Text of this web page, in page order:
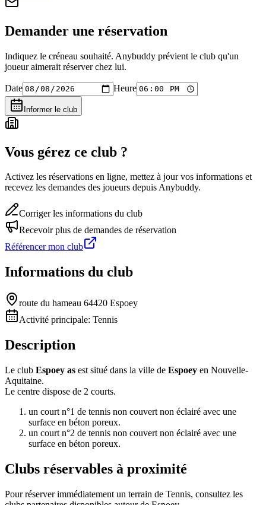
Demander une réservation
Indiquez le créneau souhaité. Anybuddy prévient le club qu'un
joueur aimerait réserver chez lui.
Date Heure
Informer le club
Vous gérez ce club ?
Activez les réservations en ligne, mettez à jour vos informations et
recevez les demandes des joueurs depuis Anybuddy.
Corriger les informations du club
Recevoir plus de demandes de réservation
Référencer mon club
Informations du club
route du hameau 64420 Espoey
Activité principale: Tennis
Description
Le club Espoey as est situé dans la ville de Espoey en Nouvelle-
Aquitaine.
Le centre dispose de 2 courts.
un court n°1 de tennis non couvert non éclairé avec une
surface en béton poreux.
un court n°2 de tennis non couvert non éclairé avec une
surface en béton poreux.
Clubs réservables à proximité
Pour réserver immédiatement un terrain de Tennis, consultez les